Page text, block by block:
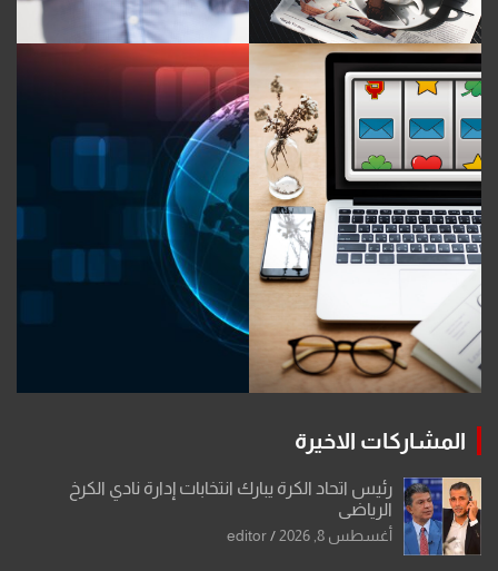
المشاركات الاخيرة
رئيس اتحاد الكرة يبارك انتخابات إدارة نادي الكرخ
الرياضي
أغسطس 8, 2026 editor